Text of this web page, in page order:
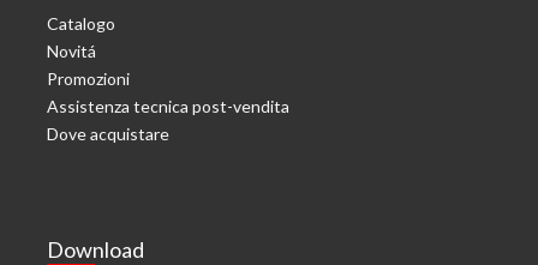
Catalogo
Novitá
Promozioni
Assistenza tecnica post-vendita
Dove acquistare
Download